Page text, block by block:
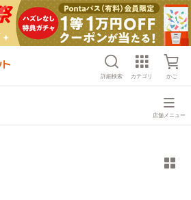
詳細検索 カテゴリ かご
店舗メニュー